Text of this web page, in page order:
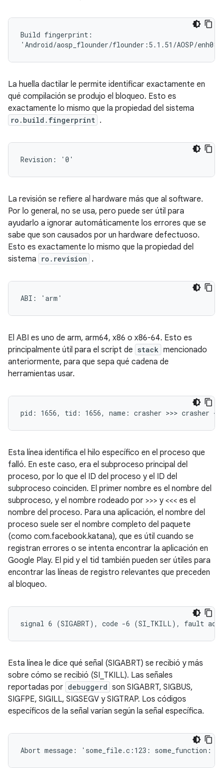
Build fingerprint:
La huella dactilar le permite identificar exactamente en
qué compilación se produjo el bloqueo. Esto es
exactamente lo mismo que la propiedad del sistema
ro.build.fingerprint .
La revisión se refiere al hardware más que al software.
Por lo general, no se usa, pero puede ser útil para
ayudarlo a ignorar automáticamente los errores que se
sabe que son causados ​​​​por un hardware defectuoso.
Esto es exactamente lo mismo que la propiedad del
sistema
ro.revision .
El ABI es uno de arm, arm64, x86 o x86-64. Esto es
principalmente útil para el script de stack mencionado
anteriormente, para que sepa qué cadena de
herramientas usar.
Esta línea identifica el hilo específico en el proceso que
falló. En este caso, era el subproceso principal del
proceso, por lo que el ID del proceso y el ID del
subproceso coinciden. El primer nombre es el nombre del
subproceso, y el nombre rodeado por >>> y <<< es el
nombre del proceso. Para una aplicación, el nombre del
proceso suele ser el nombre completo del paquete
(como com.facebook.katana), que es útil cuando se
registran errores o se intenta encontrar la aplicación en
Google Play. El pid y el tid también pueden ser útiles para
encontrar las líneas de registro relevantes que preceden
al bloqueo.
Esta línea le dice qué señal (SIGABRT) se recibió y más
sobre cómo se recibió (SI_TKILL). Las señales
reportadas por debuggerd son SIGABRT, SIGBUS,
SIGFPE, SIGILL, SIGSEGV y SIGTRAP. Los códigos
específicos de la señal varían según la señal específica.